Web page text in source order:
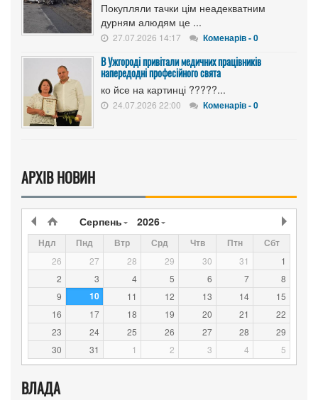
Покупляли тачки цім неадекватним
дурням алюдям це ...
27.07.2026 14:17 Коменарів - 0
В Ужгороді привітали медичних працівників
напередодні професійного свята
ко йсе на картинці ?????...
24.07.2026 22:00 Коменарів - 0
АРХІВ НОВИН
Серпень 2026
Ндл Пнд Втр Срд Чтв Птн Сбт
26 27 28 29 30 31
1
2
3 4 5 6 7
8
9
10 11 12 13 14
15
16
17 18 19 20 21
22
23
24 25 26 27 28
29
30
31 1 2 3 4 5
ВЛАДА